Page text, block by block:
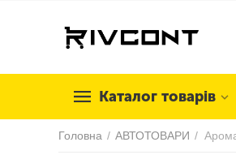
Каталог товарів
Головна / АВТОТОВАРИ /